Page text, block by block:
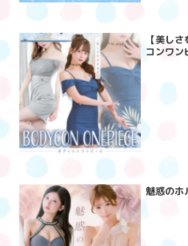
【美し
コンワン
魅惑のホ